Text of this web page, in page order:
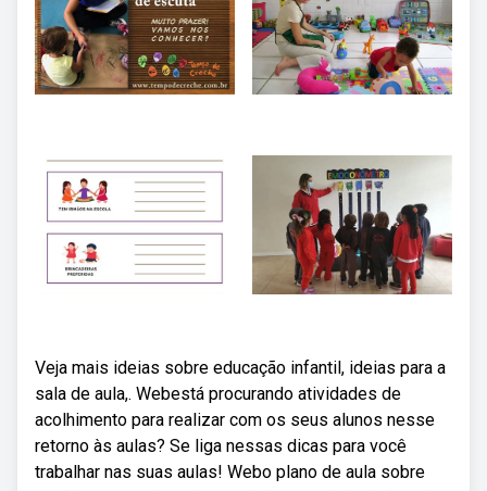
Veja mais ideias sobre educação infantil, ideias para a
sala de aula,. Webestá procurando atividades de
acolhimento para realizar com os seus alunos nesse
retorno às aulas? Se liga nessas dicas para você
trabalhar nas suas aulas! Webo plano de aula sobre